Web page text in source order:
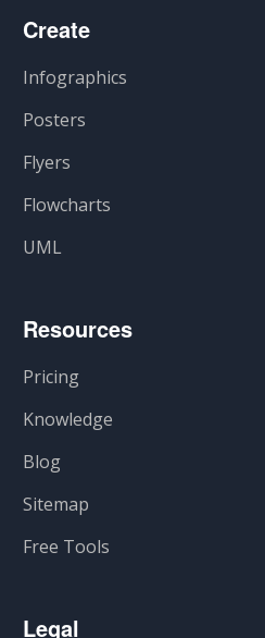
Create
Infographics
Posters
Flyers
Flowcharts
UML
Resources
Pricing
Knowledge
Blog
Sitemap
Free Tools
Legal